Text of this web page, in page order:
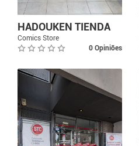
HADOUKEN TIENDA
Comics Store
0 Opiniões